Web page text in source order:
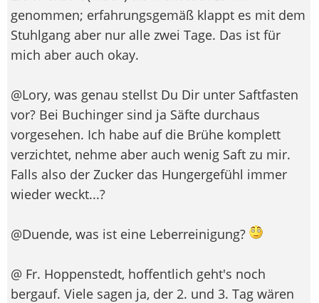
genommen; erfahrungsgemäß klappt es mit dem
Stuhlgang aber nur alle zwei Tage. Das ist für
mich aber auch okay.
@Lory, was genau stellst Du Dir unter Saftfasten
vor? Bei Buchinger sind ja Säfte durchaus
vorgesehen. Ich habe auf die Brühe komplett
verzichtet, nehme aber auch wenig Saft zu mir.
Falls also der Zucker das Hungergefühl immer
wieder weckt...?
@Duende, was ist eine Leberreinigung?
@ Fr. Hoppenstedt, hoffentlich geht's noch
bergauf. Viele sagen ja, der 2. und 3. Tag wären